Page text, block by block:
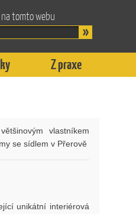
tomto webu
Z praxe
vlastníkem
se sídlem v Přerově
unikátní interiérová